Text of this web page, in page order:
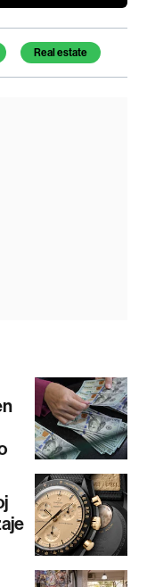
Real estate